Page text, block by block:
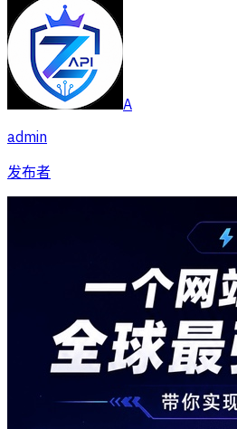
A
admin
发布者